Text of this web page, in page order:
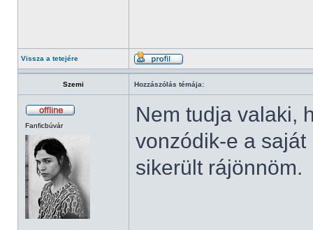
Vissza a tetejére
Szemi Hozzászólás témája:
Fanficbúvár
Nem tudja valaki,
vonzódik-e a
sikerült rájönnöm.